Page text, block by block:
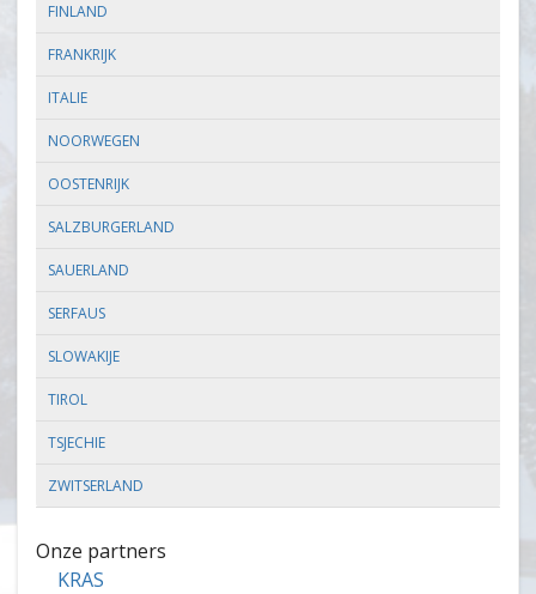
FINLAND
FRANKRIJK
ITALIE
NOORWEGEN
OOSTENRIJK
SALZBURGERLAND
SAUERLAND
SERFAUS
SLOWAKIJE
TIROL
TSJECHIE
ZWITSERLAND
Onze partners
KRAS